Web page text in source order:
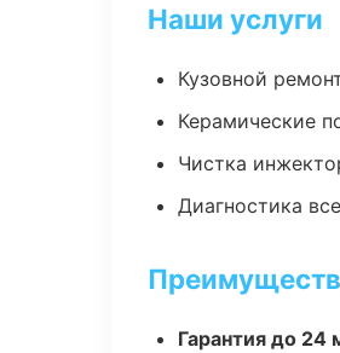
Наши услуги
Кузовной
Керамические
Чистка
Диагностика
Гарантия до 24